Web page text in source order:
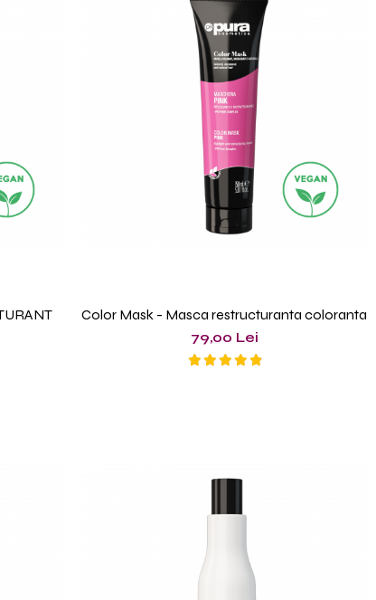
Color Mask - Masca restructuranta coloranta
79,00 Lei